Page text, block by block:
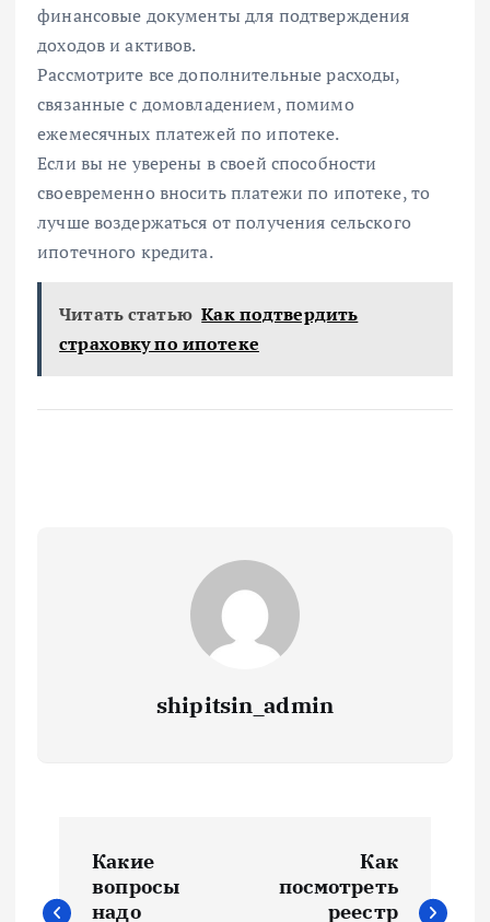
финансовые документы для подтверждения
доходов и активов.
Рассмотрите все дополнительные расходы,
связанные с домовладением, помимо
ежемесячных платежей по ипотеке.
Если вы не уверены в своей способности
своевременно вносить платежи по ипотеке, то
лучше воздержаться от получения сельского
ипотечного кредита.
Читать статью Как подтвердить
страховку по ипотеке
shipitsin_admin
а
Какие
вопросы
надо
Как
посмотреть
реестр